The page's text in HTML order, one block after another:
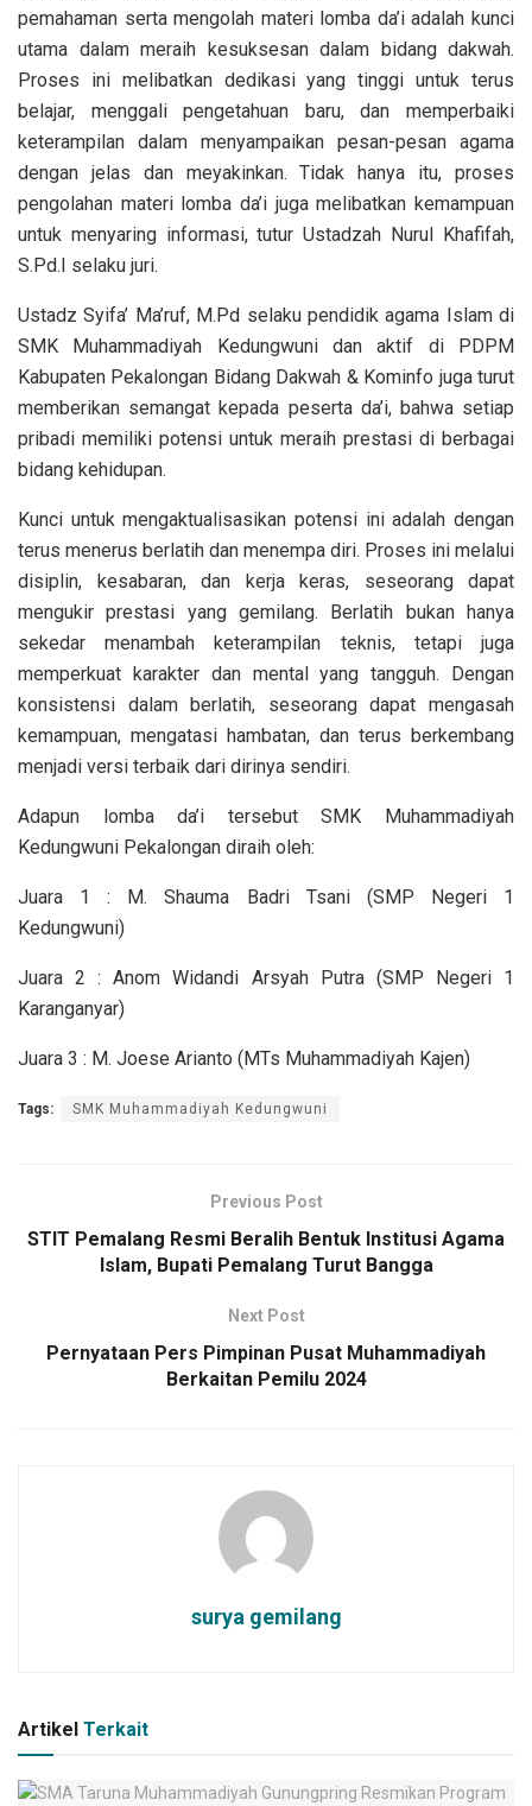
pemahaman serta mengolah materi lomba da’i adalah kunci
utama dalam meraih kesuksesan dalam bidang dakwah.
Proses ini melibatkan dedikasi yang tinggi untuk terus
belajar, menggali pengetahuan baru, dan memperbaiki
keterampilan dalam menyampaikan pesan-pesan agama
dengan jelas dan meyakinkan. Tidak hanya itu, proses
pengolahan materi lomba da’i juga melibatkan kemampuan
untuk menyaring informasi, tutur Ustadzah Nurul Khafifah,
S.Pd.I selaku juri.
Ustadz Syifa’ Ma’ruf, M.Pd selaku pendidik agama Islam di
SMK Muhammadiyah Kedungwuni dan aktif di PDPM
Kabupaten Pekalongan Bidang Dakwah & Kominfo juga turut
memberikan semangat kepada peserta da’i, bahwa setiap
pribadi memiliki potensi untuk meraih prestasi di berbagai
bidang kehidupan.
Kunci untuk mengaktualisasikan potensi ini adalah dengan
terus menerus berlatih dan menempa diri. Proses ini melalui
disiplin, kesabaran, dan kerja keras, seseorang dapat
mengukir prestasi yang gemilang. Berlatih bukan hanya
sekedar menambah keterampilan teknis, tetapi juga
memperkuat karakter dan mental yang tangguh. Dengan
konsistensi dalam berlatih, seseorang dapat mengasah
kemampuan, mengatasi hambatan, dan terus berkembang
menjadi versi terbaik dari dirinya sendiri.
Adapun lomba da’i tersebut SMK Muhammadiyah
Kedungwuni Pekalongan diraih oleh:
Juara 1 : M. Shauma Badri Tsani (SMP Negeri 1
Kedungwuni)
Juara 2 : Anom Widandi Arsyah Putra (SMP Negeri 1
Karanganyar)
Juara 3 : M. Joese Arianto (MTs Muhammadiyah Kajen)
Tags: SMK Muhammadiyah Kedungwuni
Previous Post
STIT Pemalang Resmi Beralih Bentuk Institusi Agama
Islam, Bupati Pemalang Turut Bangga
Next Post
Pernyataan Pers Pimpinan Pusat Muhammadiyah
Berkaitan Pemilu 2024
surya gemilang
Artikel Terkait